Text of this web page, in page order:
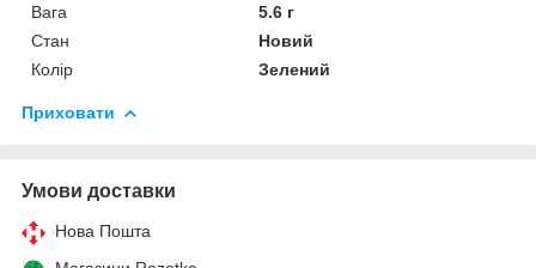
Вага
5.6 г
Стан
Новий
Колір
Зелений
Приховати
Умови доставки
Нова Пошта